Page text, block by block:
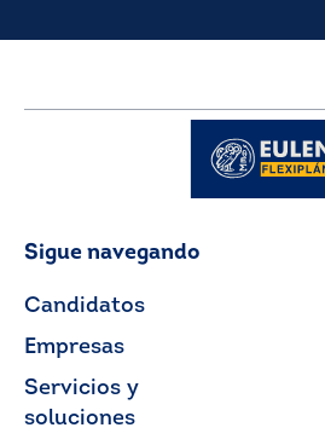
Sigue navegando
Candidatos
Empresas
Servicios y
soluciones